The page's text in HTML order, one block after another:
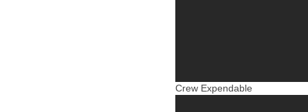
Crew Expendable